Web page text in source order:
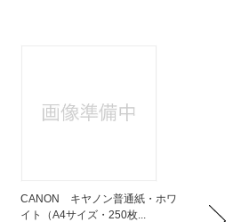
CANON キヤノン普通紙・ホワ
イト（A4サイズ・250枚...
（A4